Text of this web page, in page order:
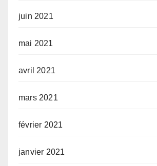
juin 2021
mai 2021
avril 2021
mars 2021
février 2021
janvier 2021